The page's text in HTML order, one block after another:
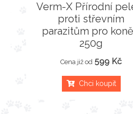
Verm-X Přírodní
proti střevním
parazitům pro
250g
Cena již od 599 Kč
Chci koupit